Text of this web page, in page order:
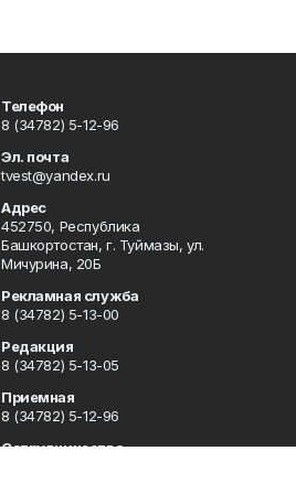
Телефон
8 (34782) 5-12-96
Эл. почта
tvest@yandex.ru
Адрес
452750, Республика
Башкортостан, г. Туймазы, ул.
Мичурина, 20Б
Рекламная служба
8 (34782) 5-13-00
Редакция
8 (34782) 5-13-05
Приемная
8 (34782) 5-12-96
Сотрудничество